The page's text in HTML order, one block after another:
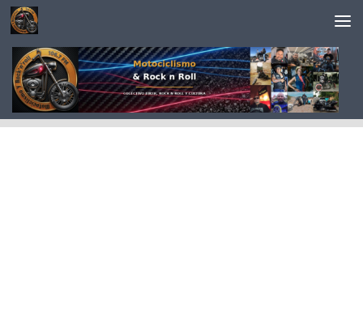
Saltar al contenido